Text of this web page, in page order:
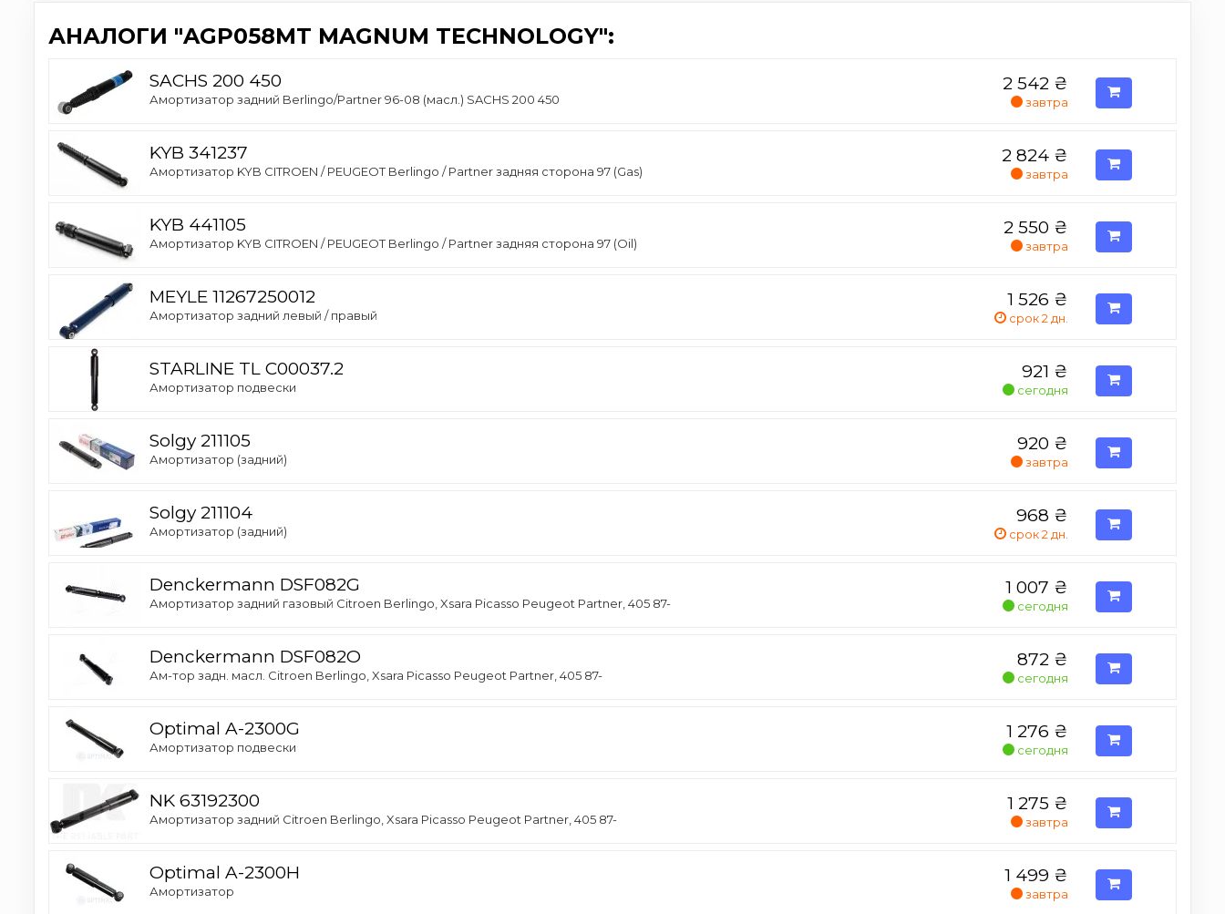
АНАЛОГИ "AGP058MT MAGNUM TECHNOLOGY":
SACHS 200 450
Амортизатор задний Berlingo/Partner 96-08 (масл.) SACHS 200 450
2 542 ₴
завтра
KYB 341237
Амортизатор KYB CITROEN / PEUGEOT Berlingo / Partner задняя сторона 97 (Gas)
2 824 ₴
завтра
KYB 441105
Амортизатор KYB CITROEN / PEUGEOT Berlingo / Partner задняя сторона 97 (Oil)
2 550 ₴
завтра
MEYLE 11267250012
Амортизатор задний левый / правый
1 526 ₴
срок 2 дн.
STARLINE TL C00037.2
Амортизатор подвески
921 ₴
сегодня
Solgy 211105
Амортизатор (задний)
920 ₴
завтра
Solgy 211104
Амортизатор (задний)
968 ₴
срок 2 дн.
Denckermann DSF082G
Амортизатор задний газовый Citroen Berlingo, Xsara Picasso Peugeot Partner, 405 87-
1 007 ₴
сегодня
Denckermann DSF082O
Ам-тор задн. масл. Citroen Berlingo, Xsara Picasso Peugeot Partner, 405 87-
872 ₴
сегодня
Optimal A-2300G
Амортизатор подвески
1 276 ₴
сегодня
NK 63192300
Амортизатор задний Citroen Berlingo, Xsara Picasso Peugeot Partner, 405 87-
1 275 ₴
завтра
Optimal A-2300H
Амортизатор
1 499 ₴
завтра